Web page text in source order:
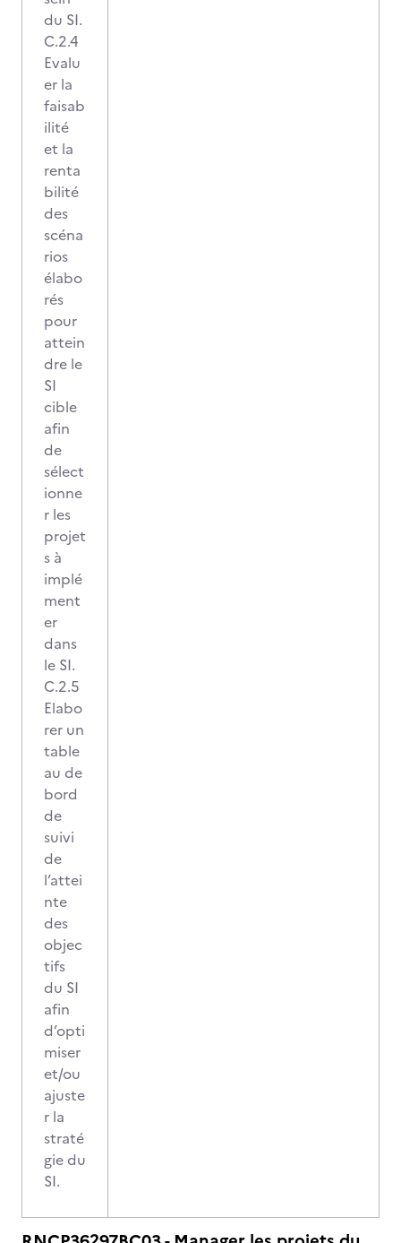
du SI.
C.2.4
Evalu
er la
faisab
ilité
et la
renta
bilité
des
scéna
rios
élabo
rés
pour
attein
dre le
SI
cible
afin
de
sélect
ionne
r les
projet
s à
implé
ment
er
dans
le SI.
C.2.5
Elabo
rer un
table
au de
bord
de
suivi
de
l’attei
nte
des
objec
tifs
du SI
afin
d’opti
miser
et/ou
ajuste
r la
straté
gie du
SI.